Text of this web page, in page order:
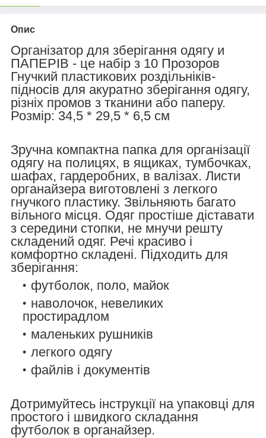
Опис
Організатор для зберігання одягу и
ПАПЕРІВ - це набір з 10 Прозоров
Гнучкий пластикових роздільніків-
підносів для акуратно зберігання одягу,
різніх промов з тканини або паперу.
Розмір: 34,5 * 29,5 * 6,5 см
Зручна компактна папка для організації
одягу на полицях, в ящиках, тумбочках,
шафах, гардеробних, в валізах. Листи
органайзера виготовлені з легкого
гнучкого пластику. Звільняють багато
вільного місця. Одяг простіше діставати
з середини стопки, не мнучи решту
складений одяг. Речі красиво і
комфортно складені. Підходить для
зберігання:
футболок, поло, майок
наволочок, невеликих
простирадлом
маленьких рушників
легкого одягу
файлів і документів
Дотримуйтесь інструкції на упаковці для
простого і швидкого складання
футболок в органайзер.